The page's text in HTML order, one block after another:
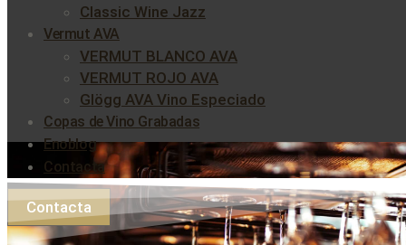
Classic Wine Jazz
Vermut AVA
VERMUT BLANCO AVA
VERMUT ROJO AVA
Glögg AVA Vino Especiado
Copas de Vino Grabadas
Enoblog
Contacta
Contacta